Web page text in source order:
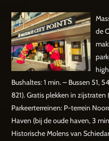
de
Bushaltes: 1 min. – Bussen 51,
821). Gratis plekken in
Parkeerterreinen: P-terrein
Haven (bij de oude haven, 3
Historische Molens van